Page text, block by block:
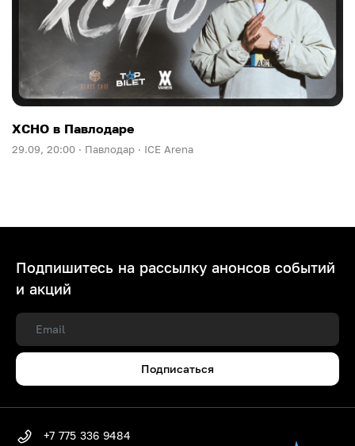
XCHO в Павлодаре
29.09, 20:00 · Павлодар · ICE Arena
Подпишитесь на рассылку анонсов событий
и акций
Подписаться
+7 775 336 9484